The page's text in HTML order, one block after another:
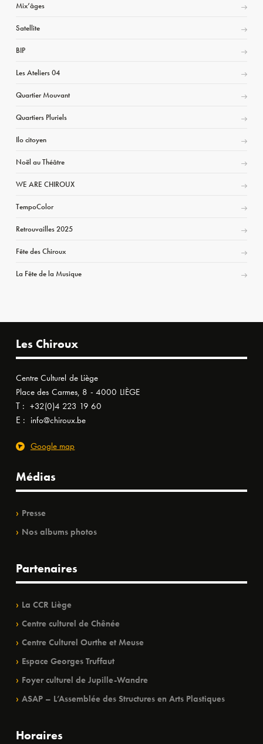
Mix’âges
Satellite
BIP
Les Ateliers 04
Quartier Mouvant
Quartiers Pluriels
Ilo citoyen
Noël au Théâtre
WE ARE CHIROUX
TempoColor
Retrouvailles 2025
Fête des Chiroux
La Fête de la Musique
Les Chiroux
Centre Culturel de Liège
Place des Carmes, 8 - 4000 LIÈGE
T : +32(0)4 223 19 60
E : info@chiroux.be
Google map
Médias
Presse
Nos albums photos
Partenaires
La CCR Liège
Centre culturel de Chênée
Centre Culturel Ourthe et Meuse
Espace Georges Truffaut
Foyer culturel de Jupille-Wandre
ASAP – L’Assemblée des Structures en Arts Plastiques
Horaires